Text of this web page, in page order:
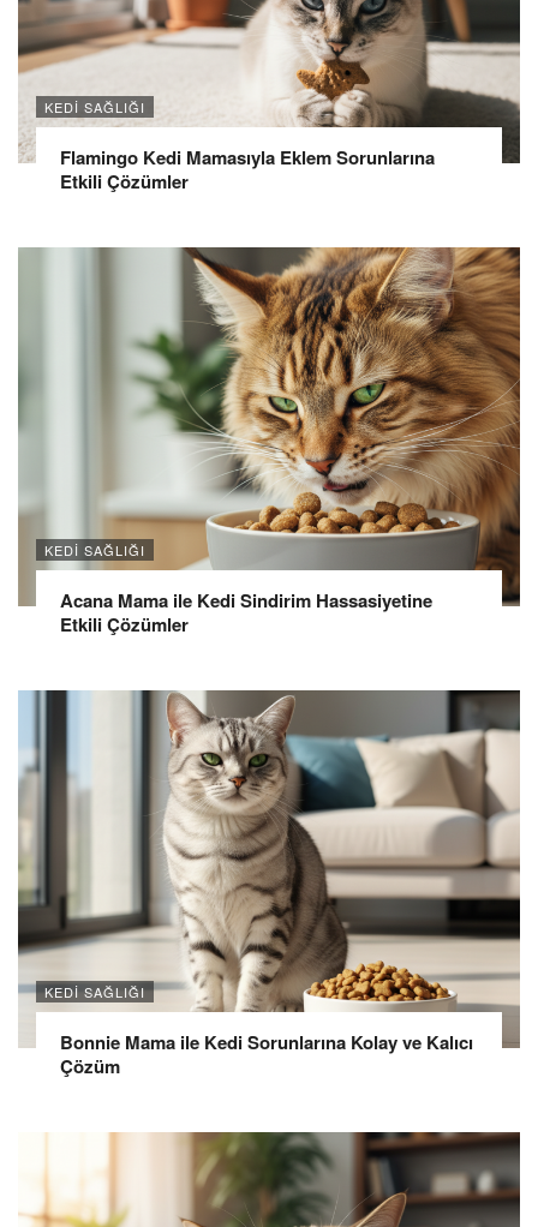
KEDI SAĞLIĞI
Flamingo Kedi Mamasıyla Eklem Sorunlarına
Etkili Çözümler
KEDI SAĞLIĞI
Acana Mama ile Kedi Sindirim Hassasiyetine
Etkili Çözümler
KEDI SAĞLIĞI
Bonnie Mama ile Kedi Sorunlarına Kolay ve Kalıcı
Çözüm